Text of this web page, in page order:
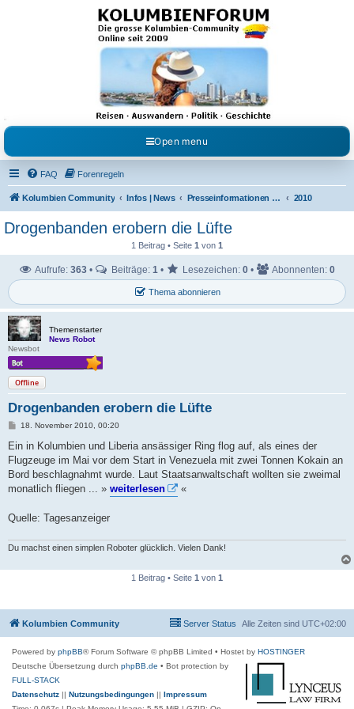
Kolumbienforum - Das
grosse Forum der
Freunde Kolumbiens
Reisen, Auswandern, Kultur, Politik, Geschichte und Visum in Kolumbien und Venezuela.
Austausch, Erfahrungen und Gemeinschaft im Kolumbienforum
Open menu
FAQ Forenregeln
Kolumbien Community Infos | News Presseinformationen & Neuigkeiten 2010
Drogenbanden erobern die Lüfte
1 Beitrag • Seite 1 von 1
Thema abonnieren
Aufrufe: 363 • Beiträge: 1 • Lesezeichen: 0 • Abonnenten: 0
Themenstarter
News Robot
Newsbot
Offline
Drogenbanden erobern die Lüfte
B
i
r
a
18. November 2010, 00:20
Ein in Kolumbien und Liberia ansässiger Ring flog auf, als eines der
Flugzeuge im Mai vor dem Start in Venezuela mit zwei Tonnen Kokain an
Bord beschlagnahmt wurde. Laut Staatsanwaltschaft wollten sie zweimal
monatlich fliegen ... » weiterlesen «
Quelle: Tagesanzeiger
Du machst einen simplen Roboter glücklich. Vielen Dank!
1 Beitrag • Seite 1 von 1
Kolumbien Community Alle Zeiten sind UTC+02:00
Server Status
Powered by phpBB® Forum Software © phpBB Limited • Hostet by HOSTINGER
Deutsche Übersetzung durch phpBB.de • Bot protection by
FULL-STACK
Datenschutz || Nutzungsbedingungen || Impressum